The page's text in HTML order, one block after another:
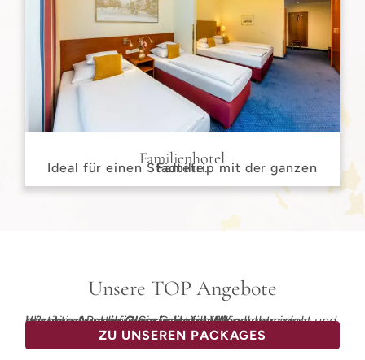
Familienhotel
Ideal für einen Städtetrip mit der ganzen Familie.
Unsere TOP Angebote
Wir vomAustria Classic Hotel Wien
haben viele attraktive Pakete geschnürt, um Wien entspannt und günstig zu entdecken. Ganzjährig buchbar, ist bestimmt auch für Sie was dabei!
ZU UNSEREN PACKAGES